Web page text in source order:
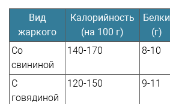
Вид
жаркого
Калорийность
(на 100 г)
Белки
(г)
Со
свининой
140-170 8-10
С
говядиной
120-150 9-11